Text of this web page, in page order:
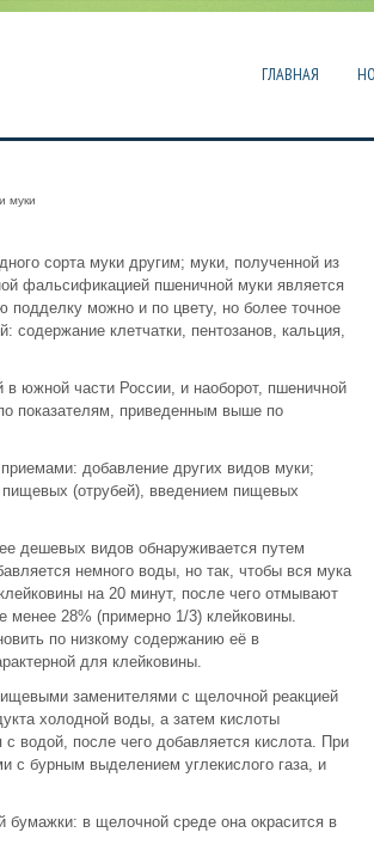
ГЛАВНАЯ
муки
сорта муки другим; муки, полученной из
фальсификацией пшеничной муки является
можно и по цвету, но более точное
содержание клетчатки, пентозанов, кальция,
южной части России, и наоборот, пшеничной
показателям, приведенным выше по
добавление других видов муки;
(отрубей), введением пищевых
дешевых видов обнаруживается путем
немного воды, но так, чтобы вся мука
на 20 минут, после чего отмывают
28% (примерно 1/3) клейковины.
по низкому содержанию её в
для клейковины.
заменителями с щелочной реакцией
холодной воды, а затем кислоты
водой, после чего добавляется кислота. При
с бурным выделением углекислого газа, и
в щелочной среде она окрасится в